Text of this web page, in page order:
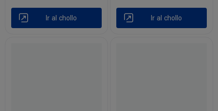
Ir al chollo Ir al chollo